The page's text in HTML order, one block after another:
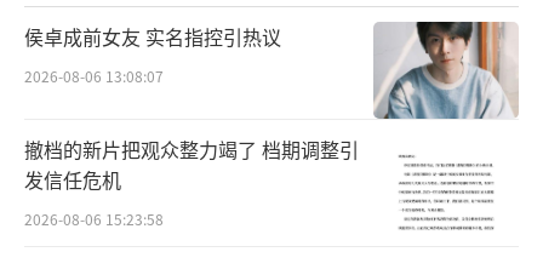
侯卓成前女友 实名指控引热议
2026-08-06 13:08:07
撤档的新片把观众整力竭了 档期调整引
发信任危机
2026-08-06 15:23:58